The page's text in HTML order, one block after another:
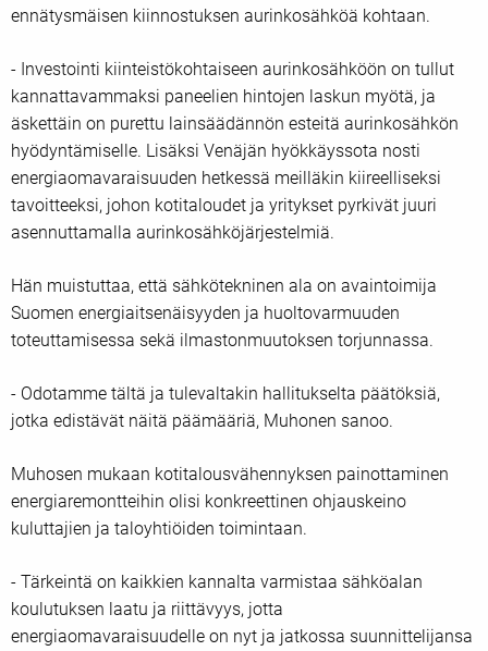
ennätysmäisen kiinnostuksen aurinkosähköä kohtaan.
- Investointi kiinteistökohtaiseen aurinkosähköön on tullut
kannattavammaksi paneelien hintojen laskun myötä, ja
äskettäin on purettu lainsäädännön esteitä aurinkosähkön
hyödyntämiselle. Lisäksi Venäjän hyökkäyssota nosti
energiaomavaraisuuden hetkessä meilläkin kiireelliseksi
tavoitteeksi, johon kotitaloudet ja yritykset pyrkivät juuri
asennuttamalla aurinkosähköjärjestelmiä.
Hän muistuttaa, että sähkötekninen ala on avaintoimija
Suomen energiaitsenäisyyden ja huoltovarmuuden
toteuttamisessa sekä ilmastonmuutoksen torjunnassa.
- Odotamme tältä ja tulevaltakin hallitukselta päätöksiä,
jotka edistävät näitä päämääriä, Muhonen sanoo.
Muhosen mukaan kotitalousvähennyksen painottaminen
energiaremontteihin olisi konkreettinen ohjauskeino
kuluttajien ja taloyhtiöiden toimintaan.
- Tärkeintä on kaikkien kannalta varmistaa sähköalan
koulutuksen laatu ja riittävyys, jotta
energiaomavaraisuudelle on nyt ja jatkossa suunnittelijansa